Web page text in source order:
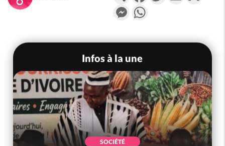
Messenger
Infos à la une
SOCIÉTÉ